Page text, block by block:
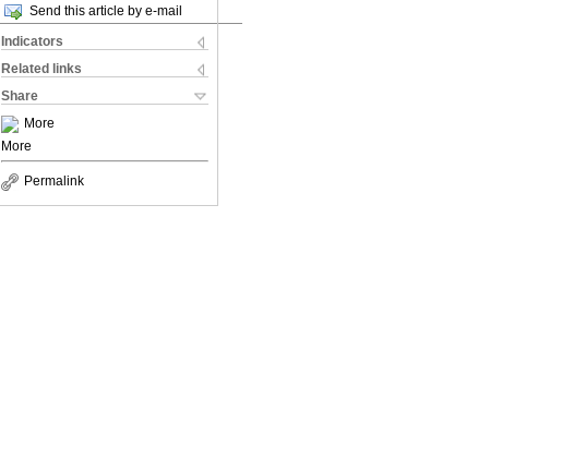
Send this article by e-mail
Indicators
Related links
Share
More
More
Permalink